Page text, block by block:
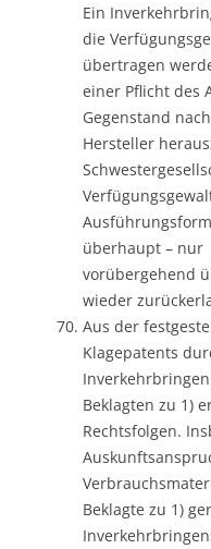
Ein
die
übertragen
einer Pflicht des
Gegenstand
Hersteller
überhaupt – nur
vorübergehend
wieder
Aus der
Klagepatents
Beklagten zu 1)
Rechtsfolgen.
Beklagte zu 1)